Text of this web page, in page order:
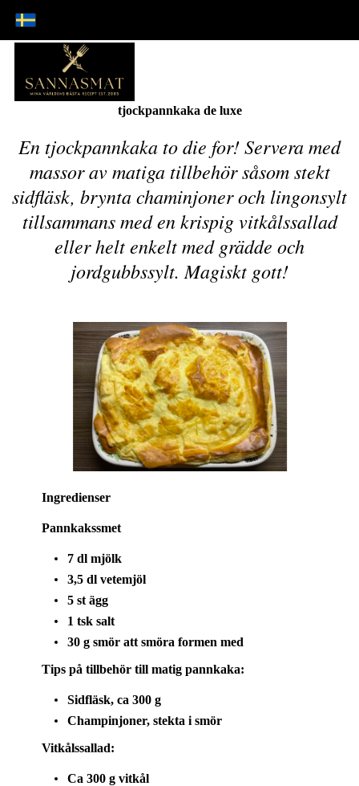
tjockpannkaka de luxe
En tjockpannkaka to die for! Servera med
massor av matiga tillbehör såsom stekt
sidfläsk, brynta chaminjoner och lingonsylt
tillsammans med en krispig vitkålssallad
eller helt enkelt med grädde och
jordgubbssylt. Magiskt gott!
Ingredienser
Pannkakssmet
7 dl mjölk
3,5 dl vetemjöl
5 st ägg
1 tsk salt
30 g smör att smöra formen med
Tips på tillbehör till matig pannkaka:
Sidfläsk, ca 300 g
Champinjoner, stekta i smör
Vitkålssallad:
Ca 300 g vitkål